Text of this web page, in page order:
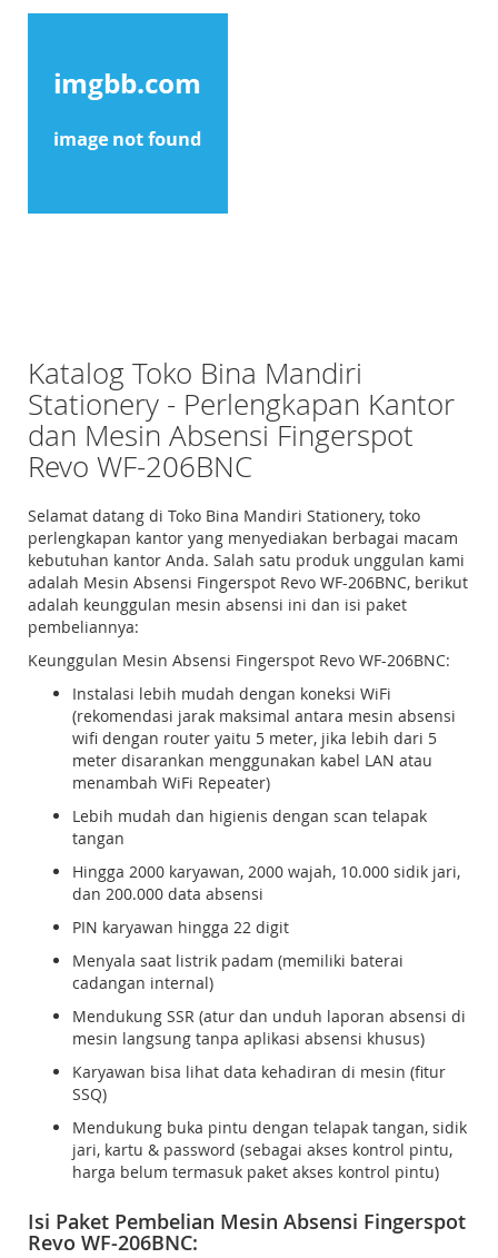
Katalog Toko Bina Mandiri
Stationery - Perlengkapan Kantor
dan Mesin Absensi Fingerspot
Revo WF-206BNC
Selamat datang di Toko Bina Mandiri Stationery, toko
perlengkapan kantor yang menyediakan berbagai macam
kebutuhan kantor Anda. Salah satu produk unggulan kami
adalah Mesin Absensi Fingerspot Revo WF-206BNC, berikut
adalah keunggulan mesin absensi ini dan isi paket
pembeliannya:
Keunggulan Mesin Absensi Fingerspot Revo WF-206BNC:
Instalasi lebih mudah dengan koneksi WiFi
(rekomendasi jarak maksimal antara mesin absensi
wifi dengan router yaitu 5 meter, jika lebih dari 5
meter disarankan menggunakan kabel LAN atau
menambah WiFi Repeater)
Lebih mudah dan higienis dengan scan telapak
tangan
Hingga 2000 karyawan, 2000 wajah, 10.000 sidik jari,
dan 200.000 data absensi
PIN karyawan hingga 22 digit
Menyala saat listrik padam (memiliki baterai
cadangan internal)
Mendukung SSR (atur dan unduh laporan absensi di
mesin langsung tanpa aplikasi absensi khusus)
Karyawan bisa lihat data kehadiran di mesin (fitur
SSQ)
Mendukung buka pintu dengan telapak tangan, sidik
jari, kartu & password (sebagai akses kontrol pintu,
harga belum termasuk paket akses kontrol pintu)
Isi Paket Pembelian Mesin Absensi Fingerspot
Revo WF-206BNC: